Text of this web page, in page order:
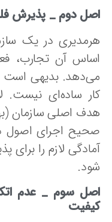
دوم _پذیرش
در یک
آن‌ تجارب،
بدیهی است که
ساده‌ای‌ نیست‌.
اصلی‌ سازمان‌
اجرای‌ اصول‌
لازم‌ را برای‌
سوم _ عدم اتکا